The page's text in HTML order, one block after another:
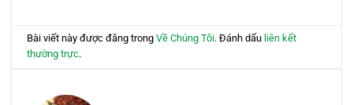
Bài viết này được đăng trongVề Chúng Tôi. Đánh dấu liên kết
thường trực.